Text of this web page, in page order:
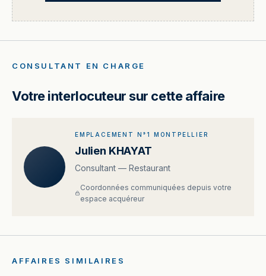
CONSULTANT EN CHARGE
Votre interlocuteur sur cette affaire
EMPLACEMENT N°1 MONTPELLIER
Julien KHAYAT
Consultant — Restaurant
Coordonnées communiquées depuis votre
espace acquéreur
AFFAIRES SIMILAIRES